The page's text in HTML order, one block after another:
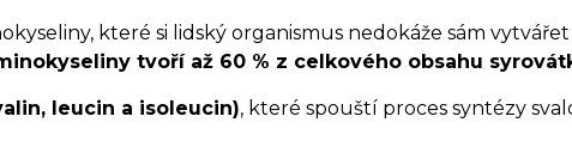
které si lidský organismus nedokáže sám
tvoří až 60 % z celkového obsahu
leucin a isoleucin), které spouští proces syntézy